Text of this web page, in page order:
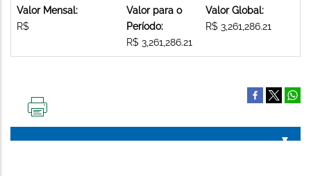
Valor Mensal:
R$
Valor para o
Período:
R$ 3,261,286.21
Valor Global:
R$ 3,261,286.21
PÁGINA